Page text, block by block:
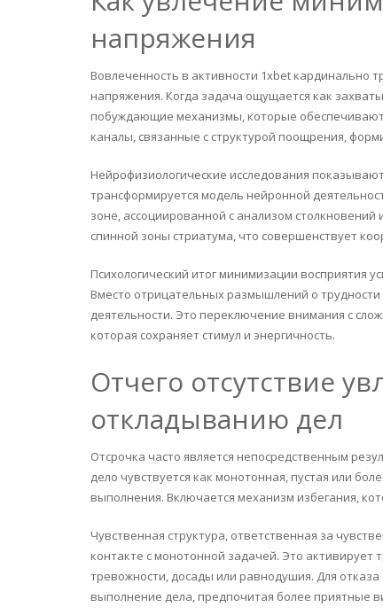
напряжения
Вовлеченность в активности 1xbet кардинально
напряжения. Когда задача ощущается как
побуждающие механизмы, которые
каналы, связанные с структурой поощрения,
Нейрофизиологические исследования
трансформируется модель нейронной
зоне, ассоциированной с анализом
спинной зоны стриатума, что совершенствует
Психологический итог минимизации восприятия
Вместо отрицательных размышлений о
деятельности. Это переключение внимания с
которая сохраняет стимул и энергичность.
Отчего отсутствие
откладыванию дел
Отсрочка часто является непосредственным
дело чувствуется как монотонная, пустая или
выполнения. Включается механизм избегания,
Чувственная структура, ответственная за
контакте с монотонной задачей. Это
тревожности, досады или равнодушия. Для
выполнение дела, предпочитая более приятные